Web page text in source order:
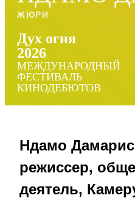
ЖЮРИ
Дух огня
2026
МЕЖДУНАРОДНЫЙ
ФЕСТИВАЛЬ
КИНОДЕБЮТОВ
Ндамо Дамарис
режиссер,
деятель,